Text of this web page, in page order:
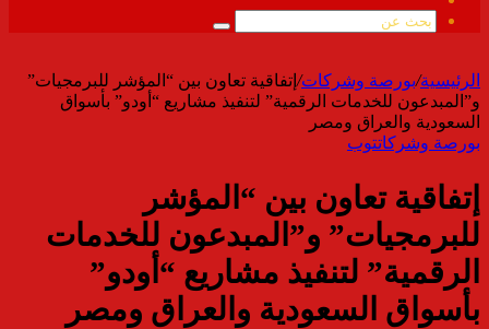
الموقع
بحث
الرئيسية/بورصة وشركات/ إتفاقية تعاون بين “المؤشر للبرمجيات”
و”المبدعون للخدمات الرقمية” لتنفيذ مشاريع “أودو” بأسواق
السعودية والعراق ومصر
بورصة وشركاتتوب
إتفاقية تعاون بين “المؤشر
للبرمجيات” و”المبدعون للخدمات
الرقمية” لتنفيذ مشاريع “أودو”
بأسواق السعودية والعراق ومصر